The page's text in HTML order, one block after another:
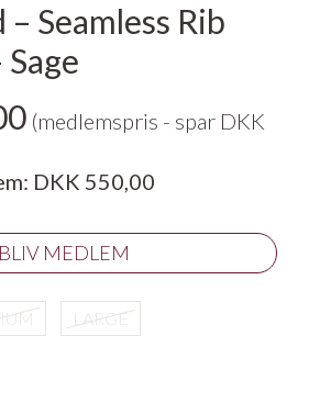
Seamless Rib
(medlemspris - spar DKK
DKK 550,00
BLIV MEDLEM
LARGE